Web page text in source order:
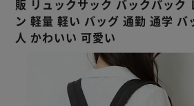
販 リュックサック バックパック
ン 軽量 軽い バッグ 通勤 通学 バ
人 かわいい 可愛い